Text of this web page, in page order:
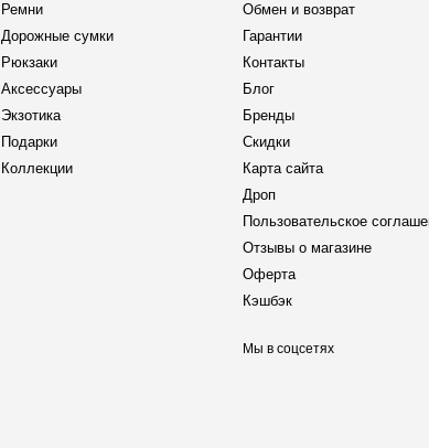
Ремни
Дорожные сумки
Рюкзаки
Аксессуары
Экзотика
Подарки
Коллекции
Обмен и возврат
Гарантии
Контакты
Блог
Бренды
Скидки
Карта сайта
Дроп
Пользовательское
Отзывы о магазине
Оферта
Кэшбэк
Мы в соцсетях